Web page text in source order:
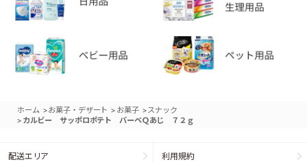
ホーム >お菓子・デザート > お菓子 > スナック
> カルビー サッポロポテト バーベＱあじ ７２ｇ
配送エリア 利用規約